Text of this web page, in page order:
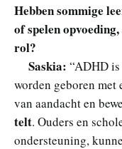
Hebben sommige
of spelen
rol?
Saskia: “ADHD
worden geboren met
van aandacht en
telt. Ouders en
ondersteuning,